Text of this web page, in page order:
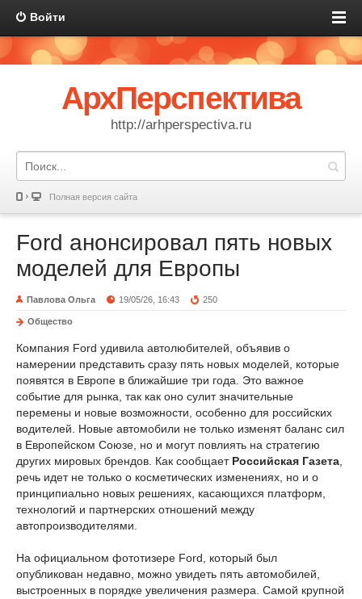
Войти
АрхПерспектива
http://arhperspectiva.ru
Полная версия сайта
Ford анонсировал пять новых
моделей для Европы
Павлова Ольга 19/05/26, 16:43 250
Общество
Компания Ford удивила автолюбителей, объявив о
намерении представить сразу пять новых моделей, которые
появятся в Европе в ближайшие три года. Это важное
событие для рынка, так как оно сулит значительные
перемены и новые возможности, особенно для российских
водителей. Новые автомобили не только изменят баланс сил
в Европейском Союзе, но и могут повлиять на стратегию
других мировых брендов. Как сообщает Российская Газета
речь идет не только о косметических изменениях, но и о
принципиально новых решениях, касающихся платформ,
технологий и партнерских отношений между
автопроизводителями.
На официальном фототизере Ford, который был
опубликован недавно, можно увидеть пять автомобилей,
выстроенных в порядке увеличения размера. Самой крупной